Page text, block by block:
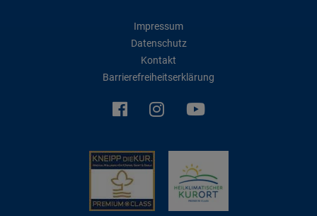
Impressum
Datenschutz
Kontakt
Barrierefreiheitserklärung